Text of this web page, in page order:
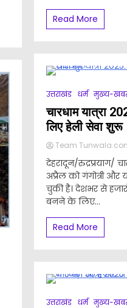
Read More
उत्तराखंड धर्म मुख्य-
चारधाम यात्रा
लिए हेली सेवा शुरू
Team
देहरादून/रुद्रप्रयाग/
अप्रैल को गंगोत्री
चुकी है। देशभर से
बनने के लिए...
Read More
उत्तराखंड धर्म मुख्य-